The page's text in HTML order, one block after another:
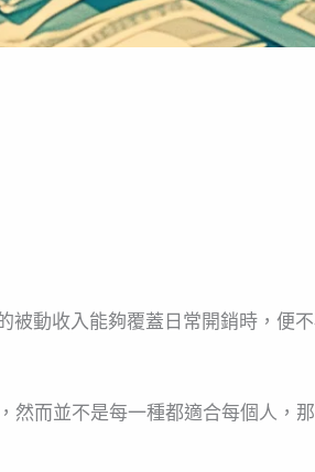
動收入能夠覆蓋日常開銷時，便
而並不是每一種都適合每個人，